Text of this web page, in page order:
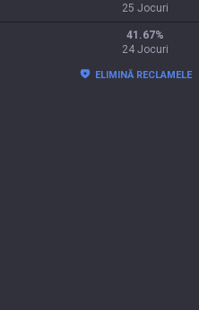
25 Jocuri
41.67%
24 Jocuri
ELIMINĂ RECLAMELE